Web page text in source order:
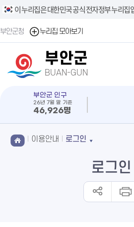
이 누리집은 대한민국 공식 전자정부 누리집
부안군청 누리집 모아보기
부안군
BUAN-GUN
부안군 인구
26년 7월 말 기준
46,926명
이용안내 로그인
로그인